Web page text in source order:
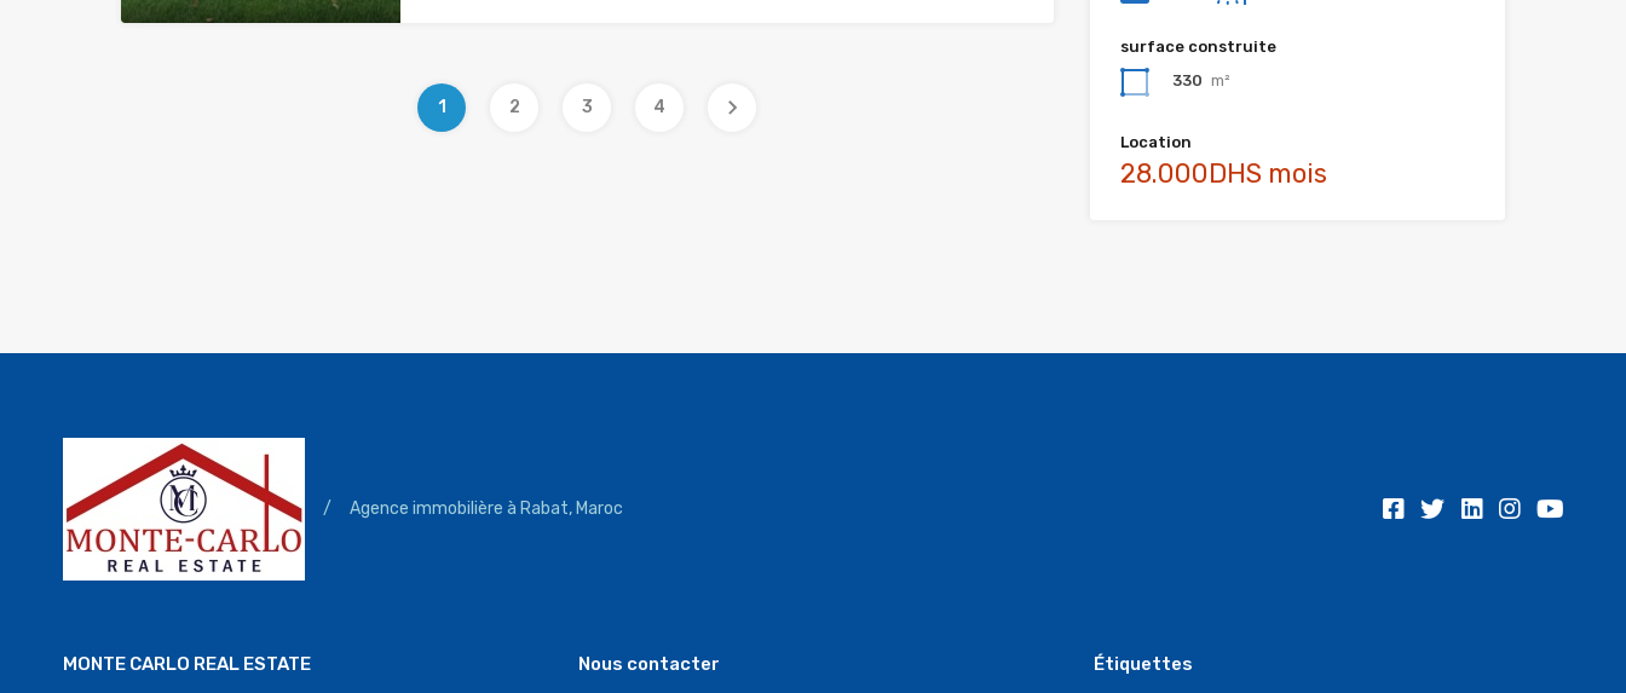
1 2 3 4
surface construite
330 m²
Location
28.000DHS mois
/ Agence immobilière à Rabat, Maroc
MONTE CARLO REAL ESTATE Nous contacter Étiquettes